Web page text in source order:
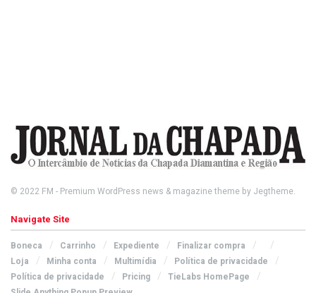
© 2022 FM - Premium WordPress news & magazine theme by Jegtheme.
Navigate Site
Boneca Carrinho Expediente
Finalizar compra
Loja
Minha conta Multimídia
Política de privacidade
Política de privacidade
Pricing
TieLabs HomePage